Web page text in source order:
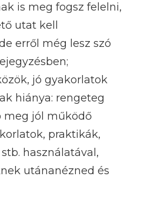
is meg fogsz felelni,
utat kell
erről még lesz szó
jó gyakorlatok
hiánya: rengeteg
meg jól működő
praktikák,
használatával,
utánanézned és